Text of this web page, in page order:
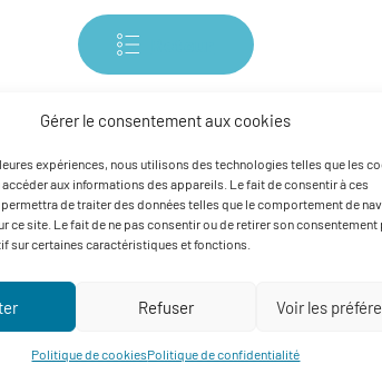
Gérer le consentement aux cookies
expériences, nous utilisons des technologies telles que les
aux informations des appareils. Le fait de consentir à ces
de traiter des données telles que le comportement de
ce site. Le fait de ne pas consentir ou de retirer son consentement
sur certaines caractéristiques et fonctions.
Refuser Voir les
Politique de cookiesPolitique de confidentialité
Temps de préparation :
Difficulté :Facile